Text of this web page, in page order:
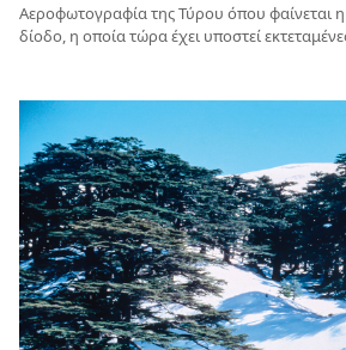
Αεροφωτογραφία της Τύρου όπου φαίνεται
δίοδο, η οποία τώρα έχει υποστεί